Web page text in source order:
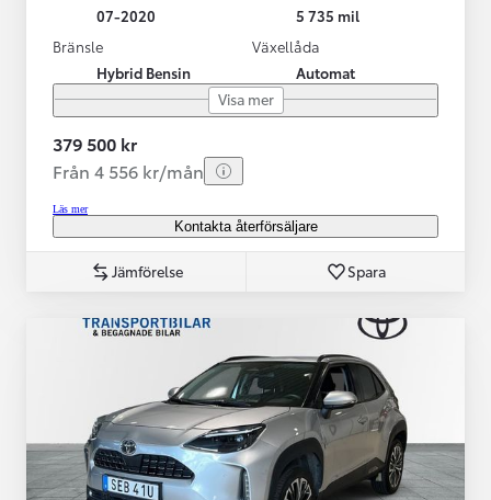
07-2020
5 735 mil
Bränsle
Hybrid Bensin
Växellåda
Automat
Visa mer
379 500 kr
Från 4 556 kr/mån
Läs mer
Kontakta återförsäljare
Jämförelse Spara